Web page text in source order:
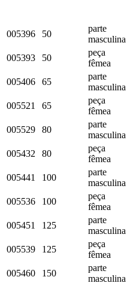
005396
50
parte
masculina
005393 50
peça
fêmea
005406 65
parte
masculina
005521 65
peça
fêmea
005529 80
parte
masculina
005432 80
peça
fêmea
005441 100
parte
masculina
005536 100
peça
fêmea
005451 125
parte
masculina
005539 125
peça
fêmea
005460 150
parte
masculina